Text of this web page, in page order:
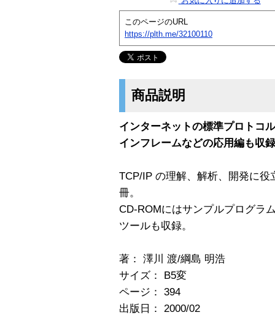
このページのURL
https://plth.me/32100110
商品説明
インターネットの標準プロトコ
インフレームなどの応用編も収録
TCP/IP の理解、解析、開発に
冊。
CD-ROMにはサンプルプログラ
ツールも収録。
著： 澤川 渡/綱島 明浩
サイズ： B5変
ページ： 394
出版日： 2000/02